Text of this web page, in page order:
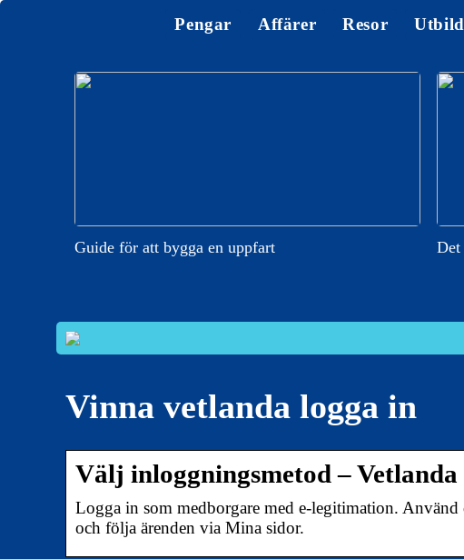
Pengar Affärer Resor
Guide för att bygga en uppfart Det
Vinna vetlanda logga in
Välj inloggningsmetod –
Logga in som medborgare med e-legitimation.
och följa ärenden via Mina sidor.